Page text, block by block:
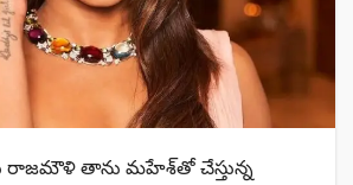
రాజమౌళి తాను మ‌హేశ్‌తో చేస్తున్న